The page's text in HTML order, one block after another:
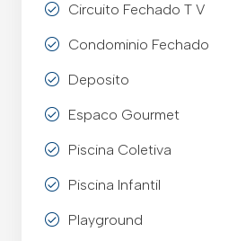
Circuito Fechado T V
Condominio Fechado
Deposito
Espaco Gourmet
Piscina Coletiva
Piscina Infantil
Playground